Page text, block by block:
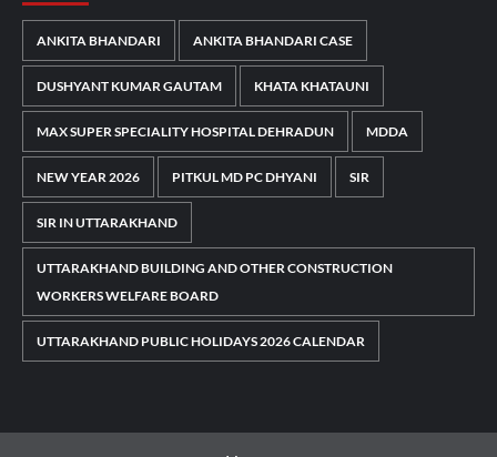
ANKITA BHANDARI ANKITA BHANDARI CASE
DUSHYANT KUMAR GAUTAM KHATA KHATAUNI
MAX SUPER SPECIALITY HOSPITAL DEHRADUN MDDA
NEW YEAR 2026 PITKUL MD PC DHYANI SIR
SIR IN UTTARAKHAND
UTTARAKHAND BUILDING AND OTHER CONSTRUCTION
WORKERS WELFARE BOARD
UTTARAKHAND PUBLIC HOLIDAYS 2026 CALENDAR